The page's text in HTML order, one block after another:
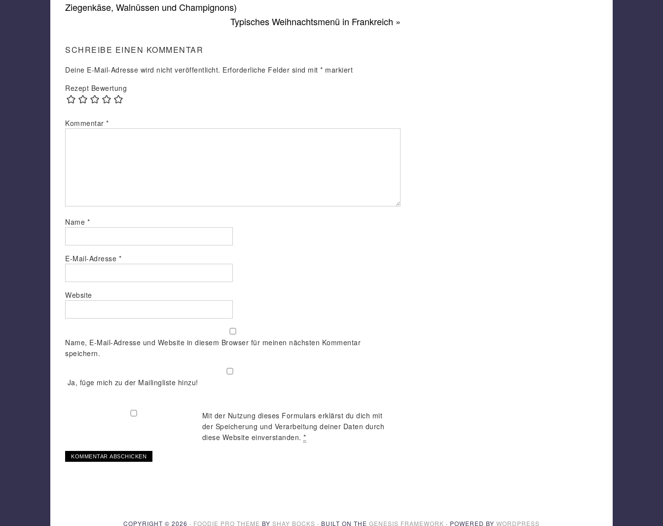
Ziegenkäse, Walnüssen und Champignons)
Typisches Weihnachtsmenü in Frankreich »
SCHREIBE EINEN KOMMENTAR
Deine E-Mail-Adresse wird nicht veröffentlicht. Erforderliche Felder sind mit * markiert
Rezept Bewertung
Kommentar *
Name *
E-Mail-Adresse *
Website
Name, E-Mail-Adresse und Website in diesem Browser für meinen nächsten Kommentar
speichern.
Ja, füge mich zu der Mailingliste hinzu!
Mit der Nutzung dieses Formulars erklärst du dich mit
der Speicherung und Verarbeitung deiner Daten durch
diese Website einverstanden.*
COPYRIGHT © 2026 · FOODIE PRO THEME BY SHAY BOCKS · BUILT ON THE GENESIS FRAMEWORK · POWERED BY WORDPRESS